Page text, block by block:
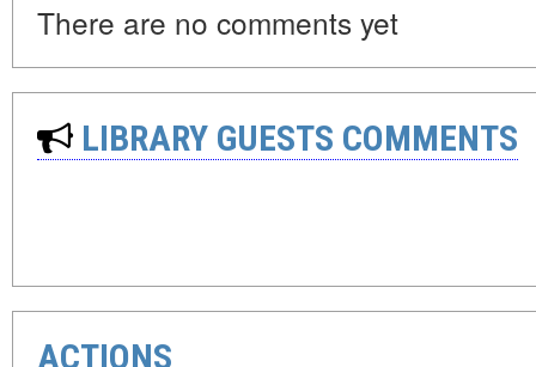
There are no comments yet
LIBRARY GUESTS COMMENTS
ACTIONS